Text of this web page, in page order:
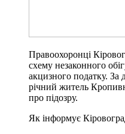
Правоохоронці
схему незаконного
акцизного податку. За
річний житель
про підозру.
Як інформує